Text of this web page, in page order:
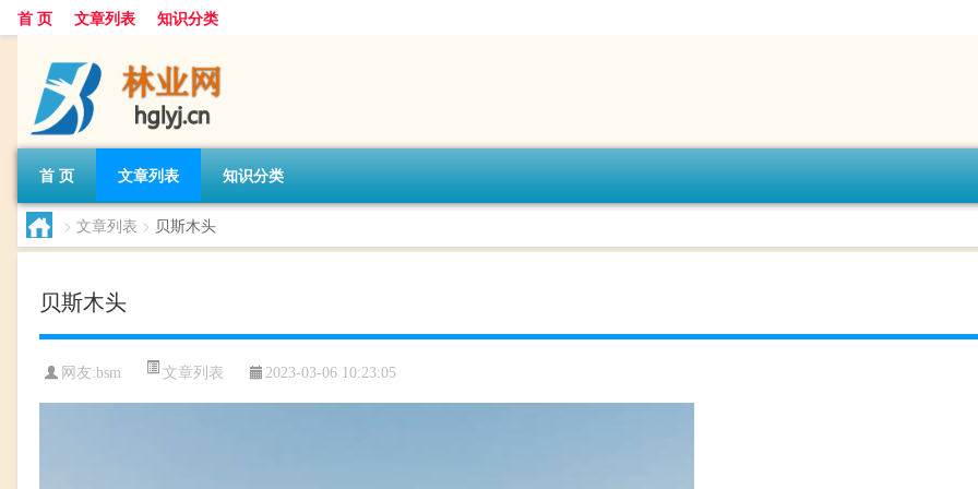
首 页 文章列表 知识分类
首 页 文章列表 知识分类
> 文章列表 > 贝斯木头
贝斯木头
网友:bsm 文章列表 2023-03-06 10:23:05